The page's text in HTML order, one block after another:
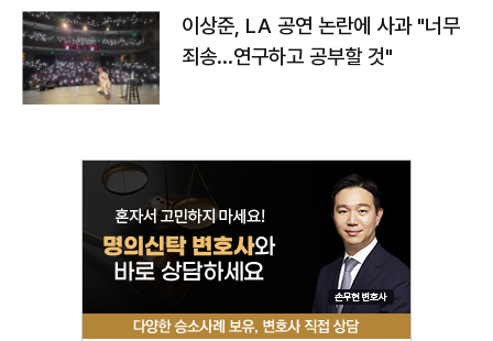
이상준, LA 공연 논란에 사과 "너무
죄송…연구하고 공부할 것"